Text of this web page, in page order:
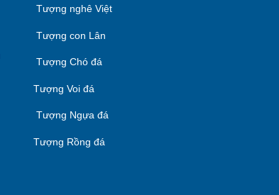
Tượng nghê Việt
Tượng con Lân
Tượng Chó đá
Tượng Voi đá
Tượng Ngựa đá
Tượng Rồng đá